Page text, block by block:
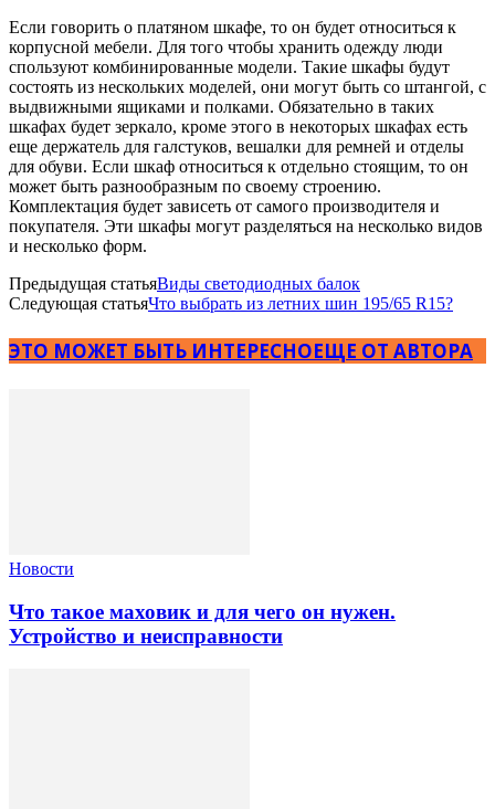
Если говорить о платяном шкафе, то он будет относиться к
корпусной мебели. Для того чтобы хранить одежду люди
спользуют комбинированные модели. Такие шкафы будут
состоять из нескольких моделей, они могут быть со штангой, с
выдвижными ящиками и полками. Обязательно в таких
шкафах будет зеркало, кроме этого в некоторых шкафах есть
еще держатель для галстуков, вешалки для ремней и отделы
для обуви. Если шкаф относиться к отдельно стоящим, то он
может быть разнообразным по своему строению.
Комплектация будет зависеть от самого производителя и
покупателя. Эти шкафы могут разделяться на несколько видов
и несколько форм.
Предыдущая статьяВиды светодиодных балок
Следующая статьяЧто выбрать из летних шин 195/65 R15?
ЭТО МОЖЕТ БЫТЬ ИНТЕРЕСНОЕЩЕ ОТ АВТОРА
Новости
Что такое маховик и для чего он нужен.
Устройство и неисправности